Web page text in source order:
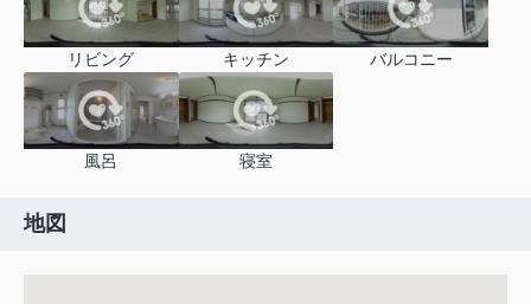
リビング キッチン バルコニー
風呂 寝室
地図